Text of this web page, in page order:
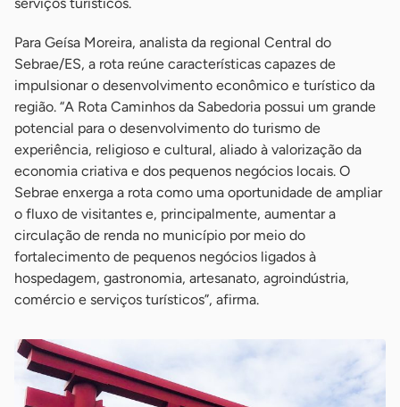
serviços turísticos.
Para Geísa Moreira, analista da regional Central do
Sebrae/ES, a rota reúne características capazes de
impulsionar o desenvolvimento econômico e turístico da
região. “A Rota Caminhos da Sabedoria possui um grande
potencial para o desenvolvimento do turismo de
experiência, religioso e cultural, aliado à valorização da
economia criativa e dos pequenos negócios locais. O
Sebrae enxerga a rota como uma oportunidade de ampliar
o fluxo de visitantes e, principalmente, aumentar a
circulação de renda no município por meio do
fortalecimento de pequenos negócios ligados à
hospedagem, gastronomia, artesanato, agroindústria,
comércio e serviços turísticos”, afirma.